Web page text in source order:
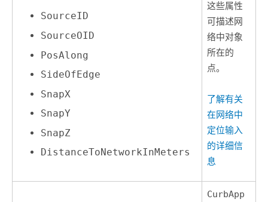
SourceID
SourceOID
PosAlong
SideOfEdge
SnapX
SnapY
SnapZ
DistanceToNetworkInMeters
这些属性
可描述网
络中对象
所在的
点。
了解有关
在网络中
定位输入
的详细信
息
CurbApp